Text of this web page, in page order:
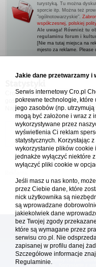
turystyką. Tu można
sporcie itp. Można też
"ogólnotowarzyskie".
współczesnej, polskiej
Ale uwaga! Również tu
regulaminu forum i
[Nie ma tutaj miejsca na
mjesto za reklame. Please
Cro.pl przegląda163
gości (dane z ostatnich 3 minut)
Najwięcej użytkowników online (
Forum Chorwacja Online -
Usuń ciasteczka• Strefa
Platforma cro.pl© Chorwacja
gromadzą na Twoim komputerze
Redakcja platformy cro.pl©
użytkowników. Korzystanie z
Jakie dane przetwarzamy i
Serwis internetowy Cro.pl
pokrewne technologie, które
jego zasobów (np.
mogą być założone i wraz z
wykorzystywane przez
wyświetlenia Ci reklam
statystycznych. Korzystając
wykorzystanie plików
jednakże wyłączyć niektóre
wyłączyć pliki cookie w
Jeśli masz u nas konto,
przez Ciebie dane, które
nick użytkownika są
są wprowadzane
jakiekolwiek dane
bez Twojej zgody
które są wymagane przez
serwisu cro.pl. Nie
zapisanej w profilu danej
Szczegółowe informacje
Regulaminie.